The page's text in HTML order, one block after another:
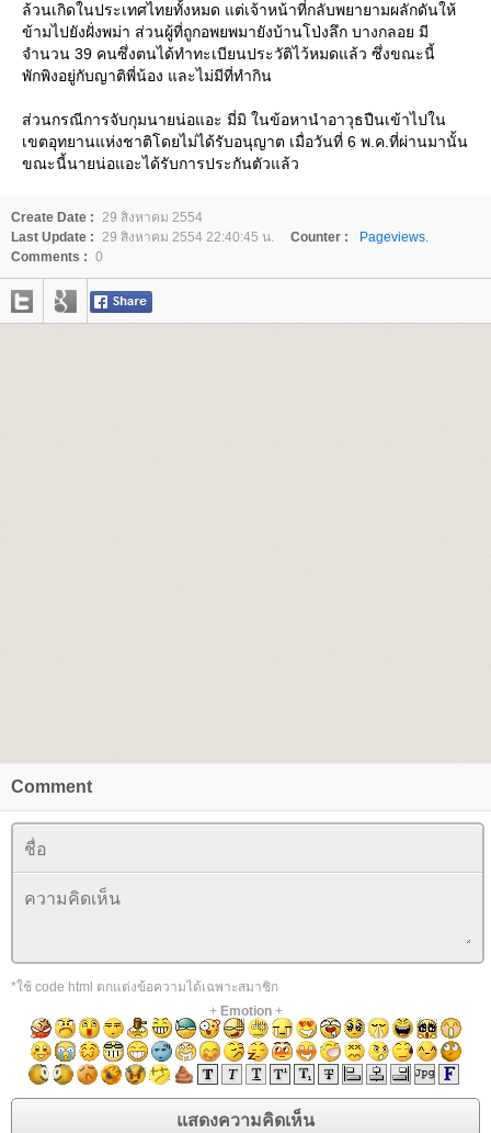
ล้วนเกิดในประเทศไทยทั้งหมด แต่เจ้าหน้าที่กลับพยายามผลักดันให้
ข้ามไปยังฝั่งพม่า ส่วนผู้ที่ถูกอพยพมายังบ้านโป่งลึก บางกลอย มี
จำนวน 39 คนซึ่งตนได้ทำทะเบียนประวัติไว้หมดแล้ว ซึ่งขณะนี้
พักพิงอยู่กับญาติพี่น้อง และไม่มีที่ทำกิน
ส่วนกรณีการจับกุมนายน่อแอะ มี่มิ ในข้อหานำอาวุธปืนเข้าไปใน
เขตอุทยานแห่งชาติโดยไม่ได้รับอนุญาต เมื่อวันที่ 6 พ.ค.ที่ผ่านมานั้น
ขณะนี้นายน่อแอะได้รับการประกันตัวแล้ว
Create Date : 29 สิงหาคม 2554
Last Update : 29 สิงหาคม 2554 22:40:45 น. Counter :
Pageviews.
Comments : 0
Comment
*ใช้ code html ตกแต่งข้อความได้เฉพาะสมาชิก
+ Emotion+